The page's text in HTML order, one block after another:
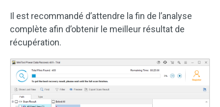
Il est recommandé d’attendre la fin de l’analyse
complète afin d’obtenir le meilleur résultat de
récupération.